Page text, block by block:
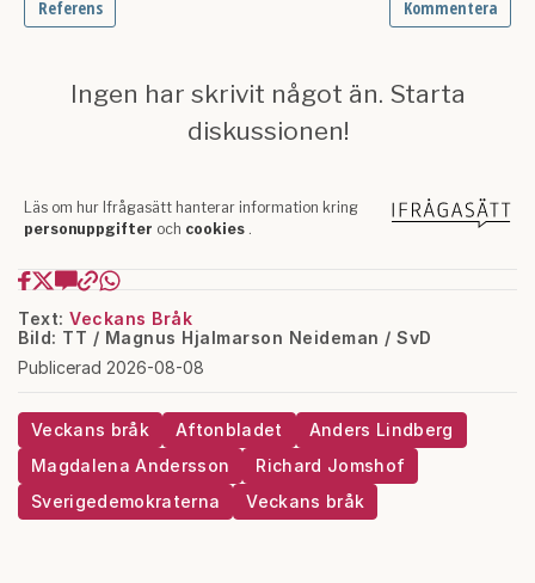
Text: Veckans Bråk
Bild: TT / Magnus Hjalmarson Neideman / SvD
Publicerad 2026-08-08
Veckans bråk Aftonbladet
Anders Lindberg
Magdalena Andersson
Richard Jomshof
Sverigedemokraterna
Veckans bråk